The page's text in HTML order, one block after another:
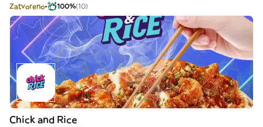
Zatvoreno 100%(10)
Chick and Rice